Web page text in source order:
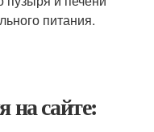
питания.
на сайте: